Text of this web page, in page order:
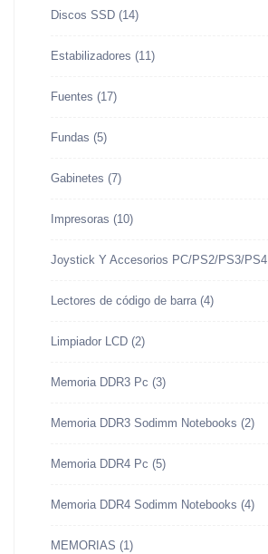
Discos SSD (14)
Estabilizadores (11)
Fuentes (17)
Fundas (5)
Gabinetes (7)
Impresoras (10)
Joystick Y Accesorios PC/PS2/PS3/PS4
Lectores de código de barra (4)
Limpiador LCD (2)
Memoria DDR3 Pc (3)
Memoria DDR3 Sodimm Notebooks (2)
Memoria DDR4 Pc (5)
Memoria DDR4 Sodimm Notebooks (4)
MEMORIAS (1)